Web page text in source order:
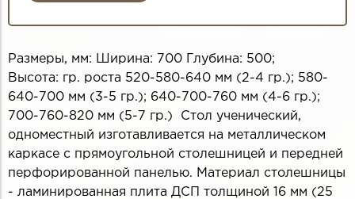
Размеры, мм: Ширина: 700 Глубина: 500;
Высота: гр. роста 520-580-640 мм (2-4 гр.); 580-
640-700 мм (3-5 гр.); 640-700-760 мм (4-6 гр.);
700-760-820 мм (5-7 гр.) Стол ученический,
одноместный изготавливается на металлическом
каркасе с прямоугольной столешницей и передней
перфорированной панелью. Материал столешницы
- ламинированная плита ДСП толщиной 16 мм (25